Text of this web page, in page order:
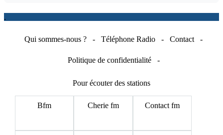
.
Qui sommes-nous ? - Téléphone Radio - Contact -
Politique de confidentialité -
Pour écouter des stations
Bfm Cherie fm Contact fm